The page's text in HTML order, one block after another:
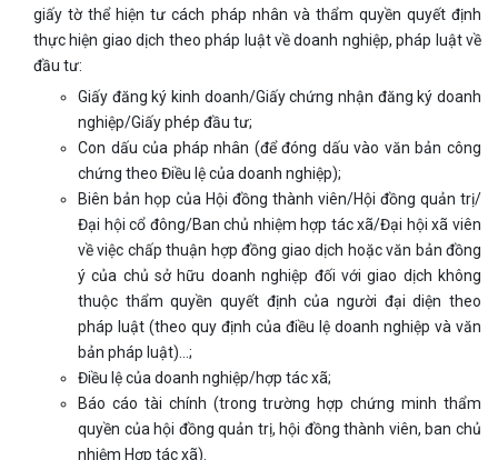
giấy tờ thể hiện tư cách pháp nhân và thẩm quyền quyết định
thực hiện giao dịch theo pháp luật về doanh nghiệp, pháp luật về
đầu tư:
Giấy đăng ký kinh doanh/Giấy chứng nhận đăng ký doanh
nghiệp/Giấy phép đầu tư;
Con dấu của pháp nhân (để đóng dấu vào văn bản công
chứng theo Điều lệ của doanh nghiệp);
Biên bản họp của Hội đồng thành viên/Hội đồng quản trị/
Đại hội cổ đông/Ban chủ nhiệm hợp tác xã/Đại hội xã viên
về việc chấp thuận hợp đồng giao dịch hoặc văn bản đồng
ý của chủ sở hữu doanh nghiệp đối với giao dịch không
thuộc thẩm quyền quyết định của người đại diện theo
pháp luật (theo quy định của điều lệ doanh nghiệp và văn
bản pháp luật)…;
Điều lệ của doanh nghiệp/hợp tác xã;
Báo cáo tài chính (trong trường hợp chứng minh thẩm
quyền của hội đồng quản trị, hội đồng thành viên, ban chủ
nhiệm Hợp tác xã).